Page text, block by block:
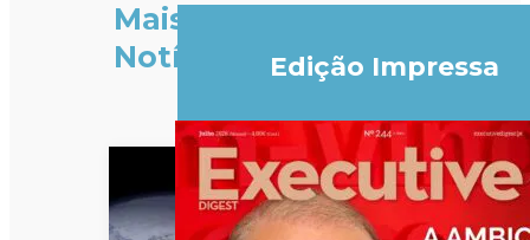
Mais
Notícias
Edição Impressa